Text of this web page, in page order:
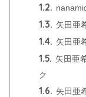
1.2. nanami
1.3. 矢田亜
1.4. 矢田亜
1.5. 矢田亜
ク
1.6. 矢田亜